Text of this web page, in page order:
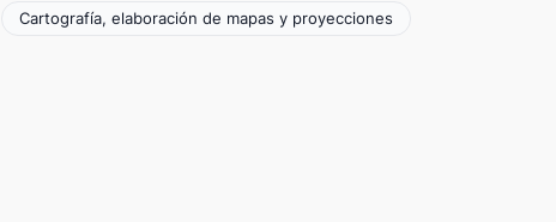
Cartografía, elaboración de mapas y proyecciones